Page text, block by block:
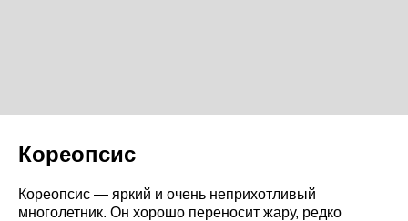
Кореопсис
Кореопсис — яркий и очень неприхотливый
многолетник. Он хорошо переносит жару, редко